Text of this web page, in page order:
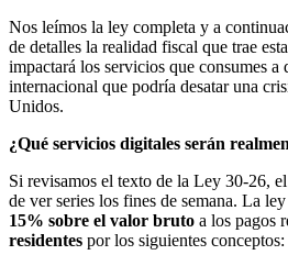
Nos leímos la ley completa y a
de detalles la realidad fiscal que trae
impactará los servicios que consumes
internacional que podría desatar una
Unidos.
¿Qué servicios digitales serán
Si revisamos el texto de la Ley 30-26,
de ver series los fines de semana. La
15% sobre el valor bruto a los pagos
residentes por los siguientes conceptos: